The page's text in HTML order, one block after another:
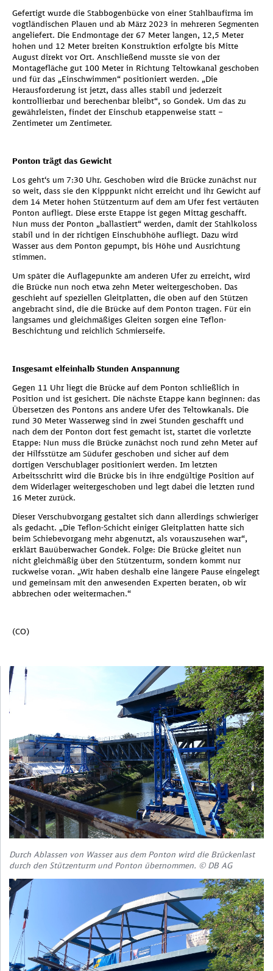
Wir benötigen Ihre Zustimmung,
um Google Maps zu laden!
Diese Karte wird von einem Drittanbieter (Google Maps) zur
Verfügung gestellt. Mit Aktivierung der Karte wird von Ihnen eine
Verbindung zu den Servern von Google hergestellt. Dabei
übermitteln Sie personenbezogene Daten (mindestens Ihre IP-
Adresse) an Google. Mehr dazu in unserem Datenschutzhinweisen
Hierfür wird ein vom Betreiber der Seite verwaltetes Cookie
gesetzt.
Gefertigt wurde die Stabbogenbücke von einer Stahlbaufirma im
vogtländischen Plauen und ab März 2023 in mehreren Segmenten
angeliefert. Die Endmontage der 67 Meter langen, 12,5 Meter
hohen und 12 Meter breiten Konstruktion erfolgte bis Mitte
August direkt vor Ort. Anschließend musste sie von der
Montagefläche gut 100 Meter in Richtung Teltowkanal geschoben
und für das „Einschwimmen“ positioniert werden. „Die
Herausforderung ist jetzt, dass alles stabil und jederzeit
kontrollierbar und berechenbar bleibt“, so Gondek. Um das zu
gewährleisten, findet der Einschub etappenweise statt –
Zentimeter um Zentimeter.
Ponton trägt das Gewicht
Los geht‘s um 7:30 Uhr. Geschoben wird die Brücke zunächst nur
so weit, dass sie den Kipppunkt nicht erreicht und ihr Gewicht auf
dem 14 Meter hohen Stützenturm auf dem am Ufer fest vertäuten
Ponton aufliegt. Diese erste Etappe ist gegen Mittag geschafft.
Nun muss der Ponton „ballastiert“ werden, damit der Stahlkoloss
stabil und in der richtigen Einschubhöhe aufliegt. Dazu wird
Wasser aus dem Ponton gepumpt, bis Höhe und Ausrichtung
stimmen.
Um später die Auflagepunkte am anderen Ufer zu erreicht, wird
die Brücke nun noch etwa zehn Meter weitergeschoben. Das
geschieht auf speziellen Gleitplatten, die oben auf den Stützen
angebracht sind, die die Brücke auf dem Ponton tragen. Für ein
langsames und gleichmäßiges Gleiten sorgen eine Teflon-
Beschichtung und reichlich Schmierseife.
Insgesamt elfeinhalb Stunden Anspannung
Gegen 11 Uhr liegt die Brücke auf dem Ponton schließlich in
Position und ist gesichert. Die nächste Etappe kann beginnen: das
Übersetzen des Pontons ans andere Ufer des Teltowkanals. Die
rund 30 Meter Wasserweg sind in zwei Stunden geschafft und
nach dem der Ponton dort fest gemacht ist, startet die vorletzte
Etappe: Nun muss die Brücke zunächst noch rund zehn Meter auf
der Hilfsstütze am Südufer geschoben und sicher auf dem
dortigen Verschublager positioniert werden. Im letzten
Arbeitsschritt wird die Brücke bis in ihre endgültige Position auf
dem Widerlager weitergeschoben und legt dabei die letzten rund
16 Meter zurück.
Dieser Verschubvorgang gestaltet sich dann allerdings schwieriger
als gedacht. „Die Teflon-Schicht einiger Gleitplatten hatte sich
beim Schiebevorgang mehr abgenutzt, als vorauszusehen war“,
erklärt Bauüberwacher Gondek. Folge: Die Brücke gleitet nun
nicht gleichmäßig über den Stützenturm, sondern kommt nur
ruckweise voran. „Wir haben deshalb eine längere Pause eingelegt
und gemeinsam mit den anwesenden Experten beraten, ob wir
abbrechen oder weitermachen.“
(CO)
Durch Ablassen von Wasser aus dem Ponton wird die Brückenlast
durch den Stützenturm und Ponton übernommen. © DB AG